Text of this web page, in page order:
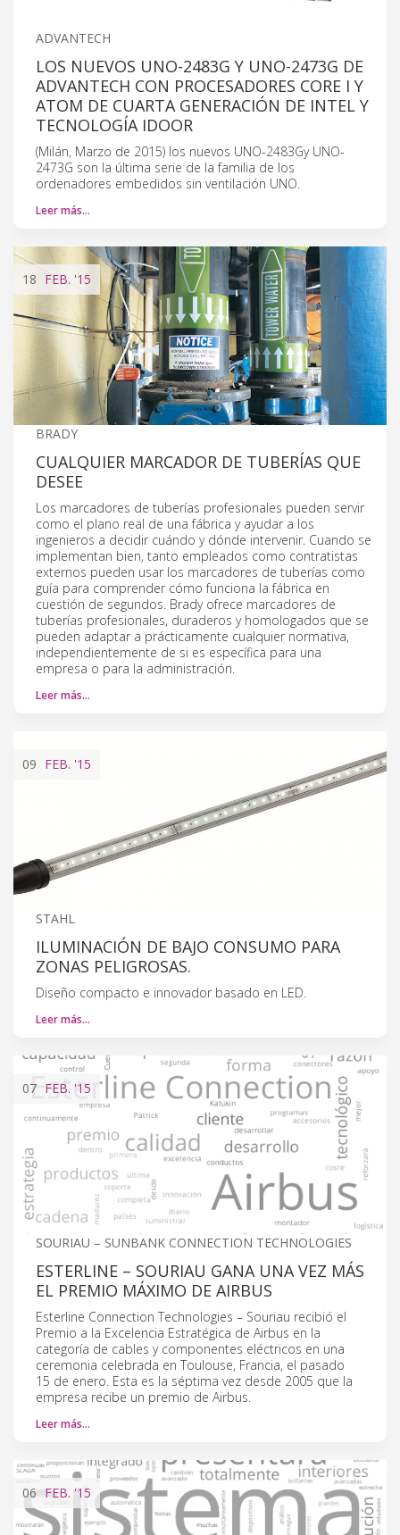
ADVANTECH
LOS NUEVOS UNO-2483G Y UNO-2473G DE
ADVANTECH CON PROCESADORES CORE I Y
ATOM DE CUARTA GENERACIÓN DE INTEL Y
TECNOLOGÍA IDOOR
(Milán, Marzo de 2015) los nuevos UNO-2483Gy UNO-
2473G son la última serie de la familia de los
ordenadores embedidos sin ventilación UNO.
Leer más…
18 FEB. '15
BRADY
CUALQUIER MARCADOR DE TUBERÍAS QUE
DESEE
Los marcadores de tuberías profesionales pueden servir
como el plano real de una fábrica y ayudar a los
ingenieros a decidir cuándo y dónde intervenir. Cuando se
implementan bien, tanto empleados como contratistas
externos pueden usar los marcadores de tuberías como
guía para comprender cómo funciona la fábrica en
cuestión de segundos. Brady ofrece marcadores de
tuberías profesionales, duraderos y homologados que se
pueden adaptar a prácticamente cualquier normativa,
independientemente de si es específica para una
empresa o para la administración.
Leer más…
09 FEB. '15
STAHL
ILUMINACIÓN DE BAJO CONSUMO PARA
ZONAS PELIGROSAS.
Diseño compacto e innovador basado en LED.
Leer más…
07 FEB. '15
SOURIAU – SUNBANK CONNECTION TECHNOLOGIES
ESTERLINE – SOURIAU GANA UNA VEZ MÁS
EL PREMIO MÁXIMO DE AIRBUS
Esterline Connection Technologies – Souriau recibió el
Premio a la Excelencia Estratégica de Airbus en la
categoría de cables y componentes eléctricos en una
ceremonia celebrada en Toulouse, Francia, el pasado
15 de enero. Esta es la séptima vez desde 2005 que la
empresa recibe un premio de Airbus.
Leer más…
06 FEB. '15